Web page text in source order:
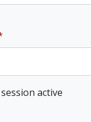
active